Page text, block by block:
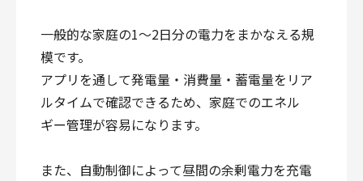
一般的な家庭の1～2日分の電力をまかなえる規
模です。
アプリを通して発電量・消費量・蓄電量をリア
ルタイムで確認できるため、家庭でのエネル
ギー管理が容易になります。
また、自動制御によって昼間の余剰電力を充電